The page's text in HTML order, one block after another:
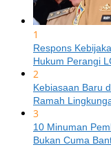
1
Respons
Hukum Perangi
2
Kebiasaan Baru
Ramah
3
10 Minuman
Bukan Cuma